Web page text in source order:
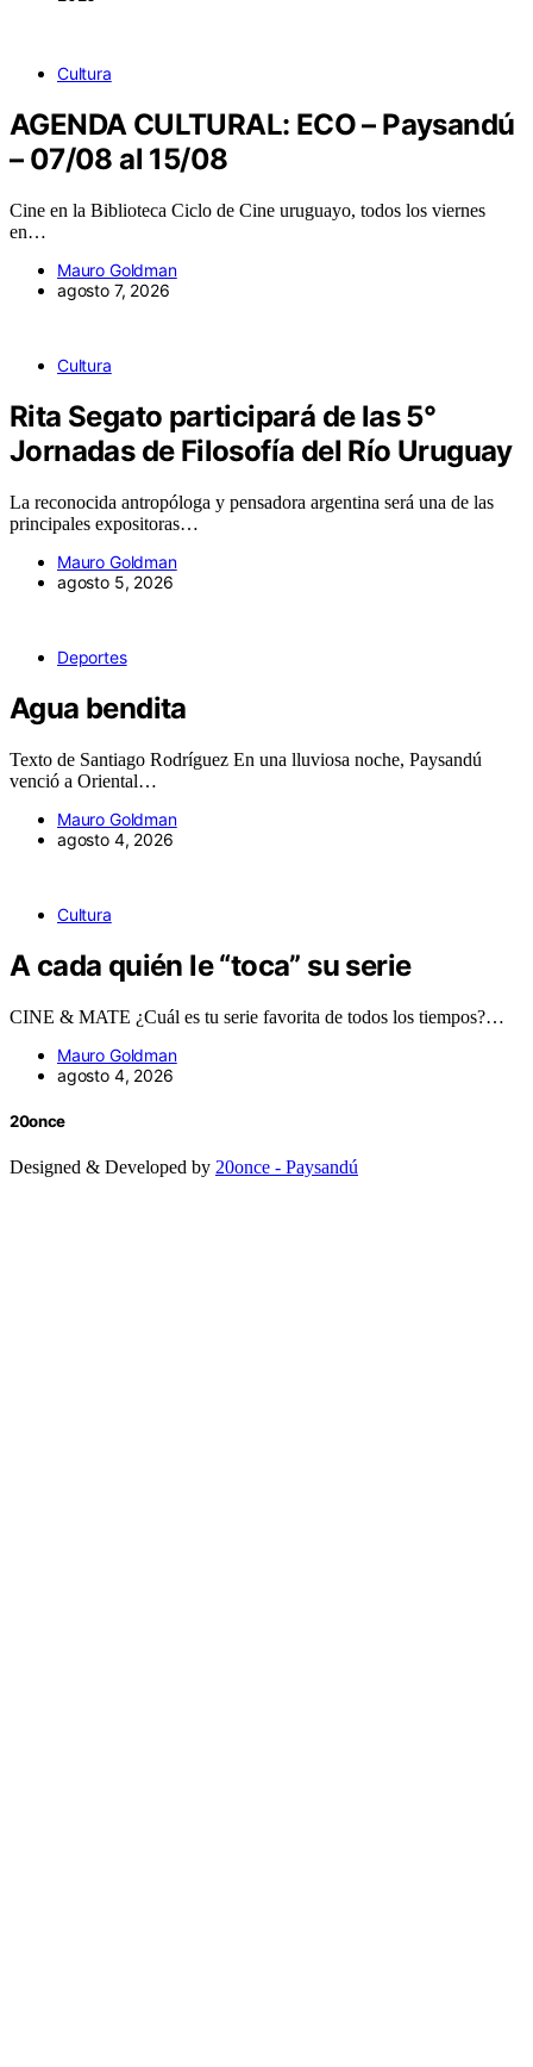
Cultura
AGENDA CULTURAL: ECO – Paysandú
– 07/08 al 15/08
Cine en la Biblioteca Ciclo de Cine uruguayo, todos los viernes
en…
Mauro Goldman
agosto 7, 2026
Cultura
Rita Segato participará de las 5°
Jornadas de Filosofía del Río Uruguay
La reconocida antropóloga y pensadora argentina será una de las
principales expositoras…
Mauro Goldman
agosto 5, 2026
Deportes
Agua bendita
Texto de Santiago Rodríguez En una lluviosa noche, Paysandú
venció a Oriental…
Mauro Goldman
agosto 4, 2026
Cultura
A cada quién le “toca” su serie
CINE & MATE ¿Cuál es tu serie favorita de todos los tiempos?…
Mauro Goldman
agosto 4, 2026
20once
Designed & Developed by 20once - Paysandú